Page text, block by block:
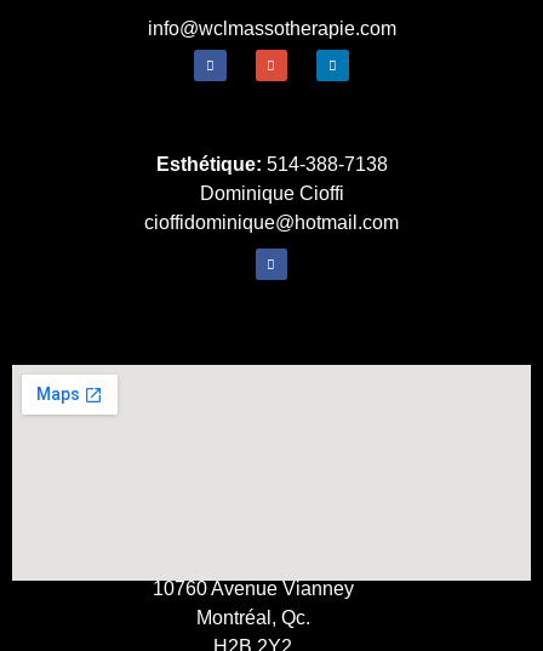
info@wclmassotherapie.com
Esthétique: 514-388-7138
Dominique Cioffi
cioffidominique@hotmail.com
10760 Avenue Vianney
Montréal, Qc.
H2B 2Y2